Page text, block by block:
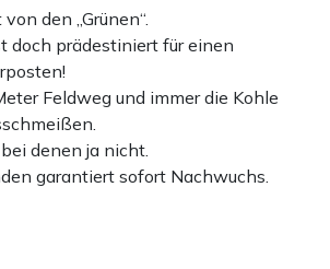
den „Grünen“.
doch prädestiniert für einen
Feldweg und immer die Kohle
denen ja nicht.
garantiert sofort Nachwuchs.